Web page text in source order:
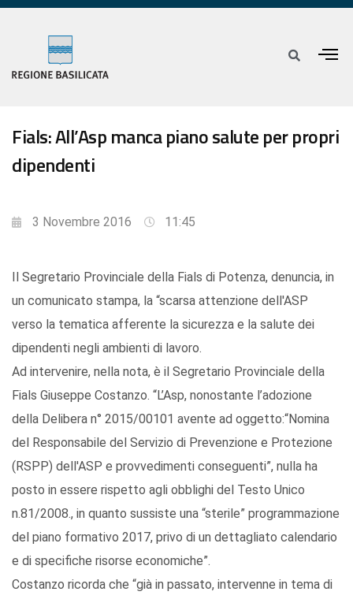
Fials: All’Asp manca piano salute per propri
dipendenti
3 Novembre 2016 11:45
Il Segretario Provinciale della Fials di Potenza, denuncia, in
un comunicato stampa, la “scarsa attenzione dell'ASP
verso la tematica afferente la sicurezza e la salute dei
dipendenti negli ambienti di lavoro.
Ad intervenire, nella nota, è il Segretario Provinciale della
Fials Giuseppe Costanzo. “L’Asp, nonostante l’adozione
della Delibera n° 2015/00101 avente ad oggetto:“Nomina
del Responsabile del Servizio di Prevenzione e Protezione
(RSPP) dell'ASP e provvedimenti conseguenti”, nulla ha
posto in essere rispetto agli obblighi del Testo Unico
n.81/2008., in quanto sussiste una “sterile” programmazione
del piano formativo 2017, privo di un dettagliato calendario
e di specifiche risorse economiche”.
Costanzo ricorda che “già in passato, intervenne in tema di